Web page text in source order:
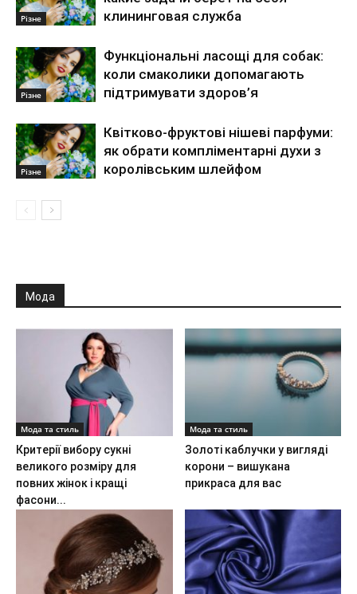
Різне
клининговая служба
Різне
Функціональні ласощі для собак:
коли смаколики допомагають
підтримувати здоров’я
Різне
Квітково-фруктові нішеві парфуми:
як обрати компліментарні духи з
королівським шлейфом
Мода
Мода та стиль
Критерії вибору сукні
великого розміру для
повних жінок і кращі
фасони...
Мода та стиль
Золоті каблучки у вигляді
корони – вишукана
прикраса для вас